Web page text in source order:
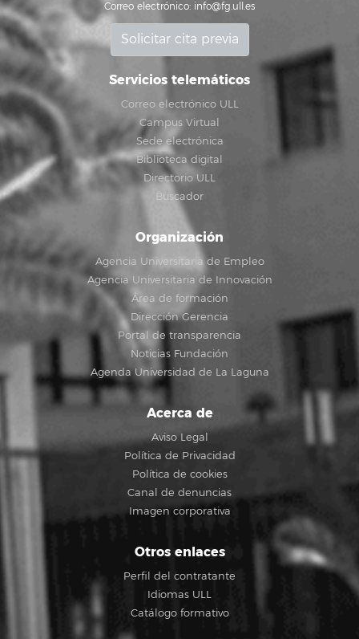
Correo electrónico: info@fg.ull.es
Solicitar cita previa
Servicios telemáticos
Correo electrónico ULL
Campus Virtual
Sede electrónica
Biblioteca digital
Directorio ULL
Buscador
Organización
Agencia Universitaria de Empleo
Agencia Universitaria de Innovación
Área de formación
Dirección Gerencia
Portal de transparencia
Noticias Fundación
Agenda Universidad de La Laguna
Acerca de
Aviso Legal
Política de Privacidad
Política de cookies
Canal de denuncias
Imagen corporativa
Otros enlaces
Perfil del contratante
Idiomas ULL
Catálogo formativo